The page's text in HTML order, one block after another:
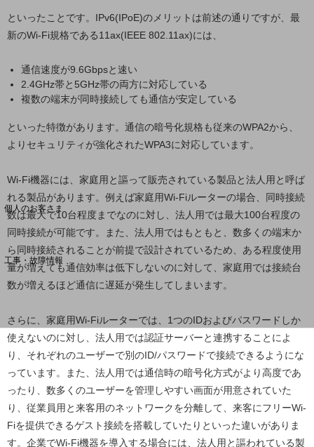
ご契約中サービスの一元管理
Web明細(ビリングステーション)
Web明細(My docomo)
個人のお客さま
NTTドコモ
OCNなど
工事・故障情報
お客さまサポートサイト
NTTドコモ 通信障害情報
といったことです。IPv6(IPoE)のメリットは前述の通りですが、最
新のWi-Fi規格である11ax(IEEE 802.11ax)には、
通信速度が9.6Gbpsと速い
2.4GHz帯と5GHz帯の両方に対応している
複数の端末が同時接続しても通信が安定している
といった特徴があります。通信の暗号化規格も従来のWPA2から、
よりセキュリティが強化されたWPA3に対応しています。
Wi-Fi機器には、家庭用と謳って販売されている製品と法人用と呼ば
れる製品があります。例えば家庭用Wi-Fiルーターの場合、同時接続
数は最大で10台程度までなのに対し、法人用では最大100台程度の
同時接続が可能です。また、法人用ではもともと、数多くの端末か
ら同時接続されることが前提で設計されているため、ある程度使用
量が増えても通信効率は低下しないのに対して、家庭用では接続台
数が増えるほど通信に遅延が発生してしまいます。
さらに、家庭用Wi-Fiルーターでは、1つのIDおよびパスワードしか
使えないのに対し、法人用では認証サーバーと連携することによ
り、それぞれのユーザーで別のID/パスワードで接続できるようにな
っています。また、法人用では通信時の暗号化方式がより高度であ
ったり、数多くのユーザーを管理しやすい画面が用意されていた
り、従業員用と来客用のネットワークを分離して、来客にフリーWi-
Fiを提供できるゲスト接続を搭載していたりといった違いがありま
す。企業でWi-Fi機器を導入する場合には、法人用と謳われている製